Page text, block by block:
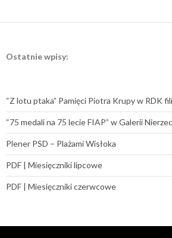
Ostatnie wpisy:
“Z lotu ptaka” Pamięci Piotra Krupy w RDK
“75 medali na 75 lecie FIAP” w Galerii
Plener PSD – Plażami Wisłoka
PDF | Miesięczniki lipcowe
PDF | Miesięczniki czerwcowe